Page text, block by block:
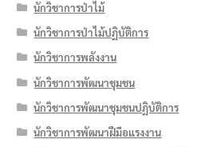
นักวิชาการป่าไม้
นักวิชาการป่าไม้ปฏิบัติการ
นักวิชาการพลังงาน
นักวิชาการพัฒนาชุมชน
นักวิชาการพัฒนาชุมชนปฏิบัติการ
นักวิชาการพัฒนาฝีมือแรงงาน